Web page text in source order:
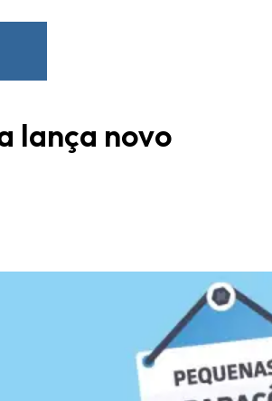
lança novo